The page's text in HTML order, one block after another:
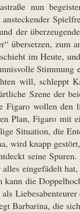
nun
der
übersetzen,
im Heute,
will, schleppt
Szene der
Figaro wollen
Plan, Figaro mit
Situation, die
wird knapp
seine
eingefädelt
die
Barbarina, die